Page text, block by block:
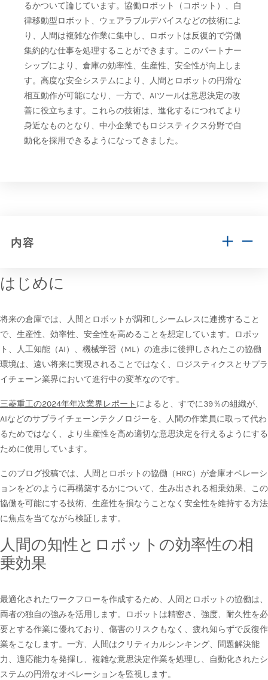
るかついて論じています。協働ロボット（コボット）、自
律移動型ロボット、ウェアラブルデバイスなどの技術によ
り、人間は複雑な作業に集中し、ロボットは反復的で労働
集約的な仕事を処理することができます。このパートナー
シップにより、倉庫の効率性、生産性、安全性が向上しま
す。高度な安全システムにより、人間とロボットの円滑な
相互動作が可能になり、一方で、AIツールは意思決定の改
善に役立ちます。これらの技術は、進化するにつれてより
身近なものとなり、中小企業でもロジスティクス分野で自
動化を採用できるようになってきました。
内容
はじめに
将来の倉庫では、人間とロボットが調和しシームレスに連携すること
で、生産性、効率性、安全性を高めることを想定しています。ロボッ
ト、人工知能（AI）、機械学習（ML）の進歩に後押しされたこの協働
環境は、遠い将来に実現されることではなく、ロジスティクスとサプラ
イチェーン業界において進行中の変革なのです。
三菱重工の2024年年次業界レポート によると、すでに39％の組織が、
AIなどのサプライチェーンテクノロジーを、人間の作業員に取って代わ
るためではなく、より生産性を高め適切な意思決定を行えるようにする
ために使用しています。
このブログ投稿では、人間とロボットの協働（HRC）が倉庫オペレーシ
ョンをどのように再構築するかについて、生み出される相乗効果、この
協働を可能にする技術、生産性を損なうことなく安全性を維持する方法
に焦点を当てながら検証します。
人間の知性とロボットの効率性の相
乗効果
最適化されたワークフローを作成するため、人間とロボットの協働は、
両者の独自の強みを活用します。ロボットは精密さ、強度、耐久性を必
要とする作業に優れており、傷害のリスクもなく、疲れ知らずで反復作
業をこなします。一方、人間はクリティカルシンキング、問題解決能
力、適応能力を発揮し、複雑な意思決定作業を処理し、自動化されたシ
ステムの円滑なオペレーションを監視します。